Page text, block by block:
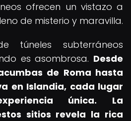
ofrecen un vistazo a
de misterio y maravilla.
túneles subterráneos
es asombrosa. Desde
de Roma hasta
en Islandia, cada lugar
única.
La
sitios revela la rica